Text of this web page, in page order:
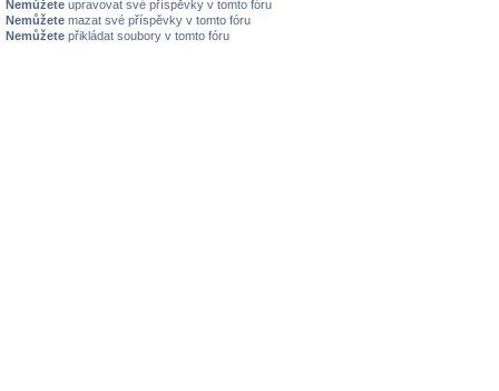
Nemůžete upravovat své příspěvky v tomto fóru
Nemůžete mazat své příspěvky v tomto fóru
Nemůžete přikládat soubory v tomto fóru